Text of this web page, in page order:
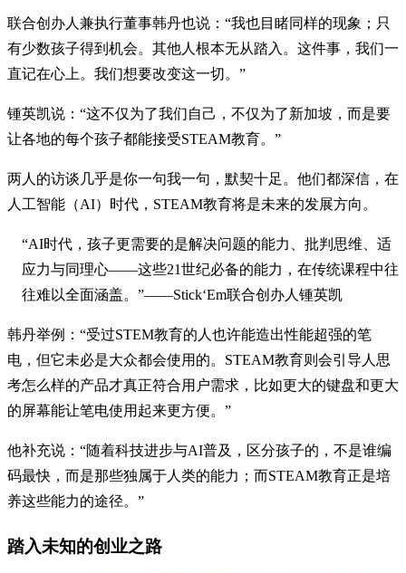
联合创办人兼执行董事韩丹也说：“我也目睹同样的现象；只
有少数孩子得到机会。其他人根本无从踏入。这件事，我们一
直记在心上。我们想要改变这一切。”
锺英凯说：“这不仅为了我们自己，不仅为了新加坡，而是要
让各地的每个孩子都能接受STEAM教育。”
两人的访谈几乎是你一句我一句，默契十足。他们都深信，在
人工智能（AI）时代，STEAM教育将是未来的发展方向。
“AI时代，孩子更需要的是解决问题的能力、批判思维、适
应力与同理心——这些21世纪必备的能力，在传统课程中往
往难以全面涵盖。”——Stick‘Em联合创办人锺英凯
韩丹举例：“受过STEM教育的人也许能造出性能超强的笔
电，但它未必是大众都会使用的。STEAM教育则会引导人思
考怎么样的产品才真正符合用户需求，比如更大的键盘和更大
的屏幕能让笔电使用起来更方便。”
他补充说：“随着科技进步与AI普及，区分孩子的，不是谁编
码最快，而是那些独属于人类的能力；而STEAM教育正是培
养这些能力的途径。”
踏入未知的创业之路